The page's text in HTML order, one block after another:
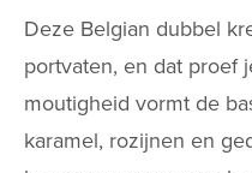
Deze Belgian dubbel
portvaten, en dat proef
moutigheid vormt de
karamel, rozijnen en